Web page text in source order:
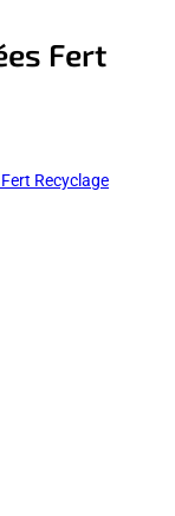
Fert
Recyclage